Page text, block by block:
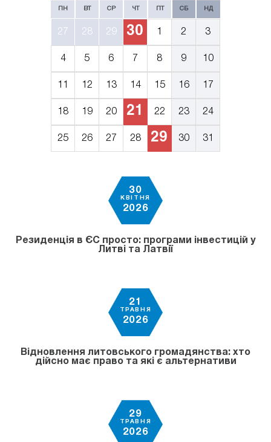
ПН ВТ СР ЧТ ПТ СБ НД
27 28 29 30 1 2 3
4 5 6 7 8 9 10
11 12 13 14 15 16 17
18 19 20 21 22 23 24
25 26 27 28 29 30 31
30
КВІТНЯ
2026
Резиденція в ЄС просто: програми інвестицій у
Литві та Латвії
21
ТРАВНЯ
2026
Відновлення литовського громадянства: хто
дійсно має право та які є альтернативи
29
ТРАВНЯ
2026